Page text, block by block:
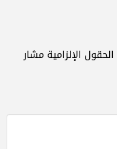
الحقول الإلزامية مشار